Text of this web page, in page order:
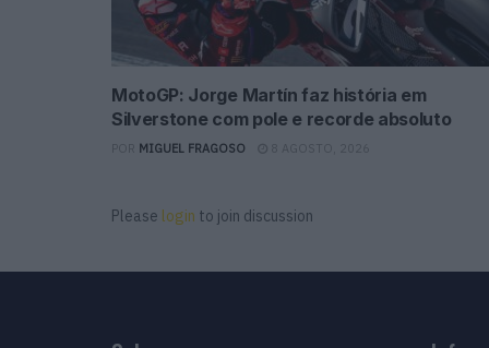
MotoGP: Jorge Martín faz história em
Silverstone com pole e recorde absoluto
MIGUEL FRAGOSO 8 AGOSTO, 2026
Please login to join discussion